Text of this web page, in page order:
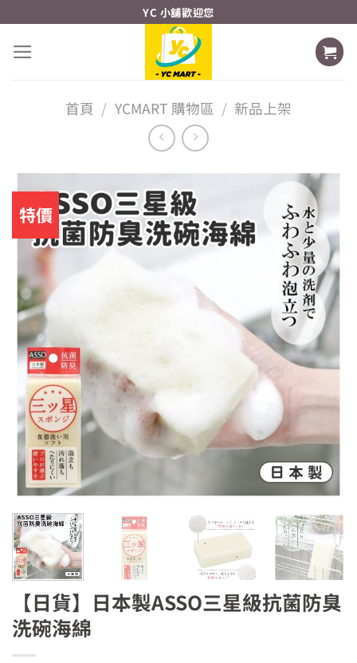
content
YC 小舖歡迎您
首頁 / YCMART 購物區 / 新品上架
特價
【日貨】日本製ASSO三星級抗菌防臭
洗碗海綿